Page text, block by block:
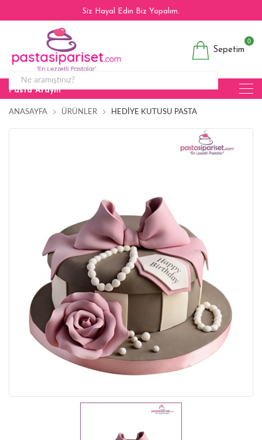
Siz Hayal Edin Biz Yapalım.
Sepetim
0
Pasta Arayın
ANASAYFA ÜRÜNLER HEDIYE KUTUSU PASTA